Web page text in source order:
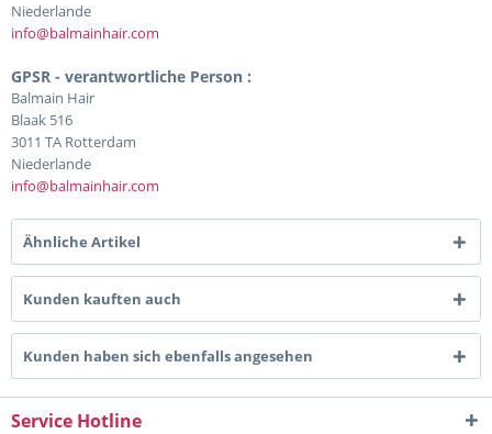
Niederlande
info@balmainhair.com
GPSR - verantwortliche Person :
Balmain Hair
Blaak 516
3011 TA Rotterdam
Niederlande
info@balmainhair.com
Ähnliche Artikel
Kunden kauften auch
Kunden haben sich ebenfalls angesehen
Service Hotline